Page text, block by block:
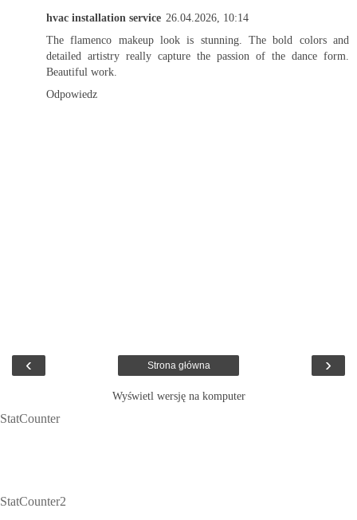
hvac installation service 26.04.2026, 10:14
The flamenco makeup look is stunning. The bold colors and
detailed artistry really capture the passion of the dance form.
Beautiful work.
Odpowiedz
‹ ›
Strona główna
Wyświetl wersję na komputer
StatCounter
StatCounter2